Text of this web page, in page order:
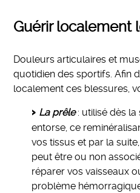
Guérir localement
Douleurs articulaires et
quotidien des sportifs. Afin
localement ces blessures,
La prêle: utilisé dès la
entorse, ce
vos tissus et par la
peut être ou non
réparer vos vaisseaux
problème